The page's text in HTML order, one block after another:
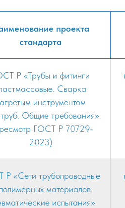
проекта
стандарта
Р «Трубы и фитинги
Сварка
инструментом
Общие требования»
ГОСТ Р 70729-
2023)
Р «Сети трубопроводные
материалов.
испытания»